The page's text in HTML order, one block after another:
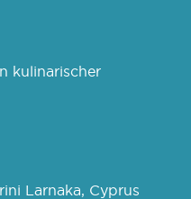
kulinarischer
Larnaka, Cyprus